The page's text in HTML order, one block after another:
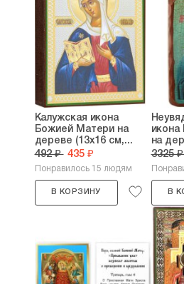
Калужская икона
Божией Матери на
дереве (13х16 см,...
492 ₽ 435 ₽
Понравилось 15 людям
В КОРЗИНУ
на
3325
В